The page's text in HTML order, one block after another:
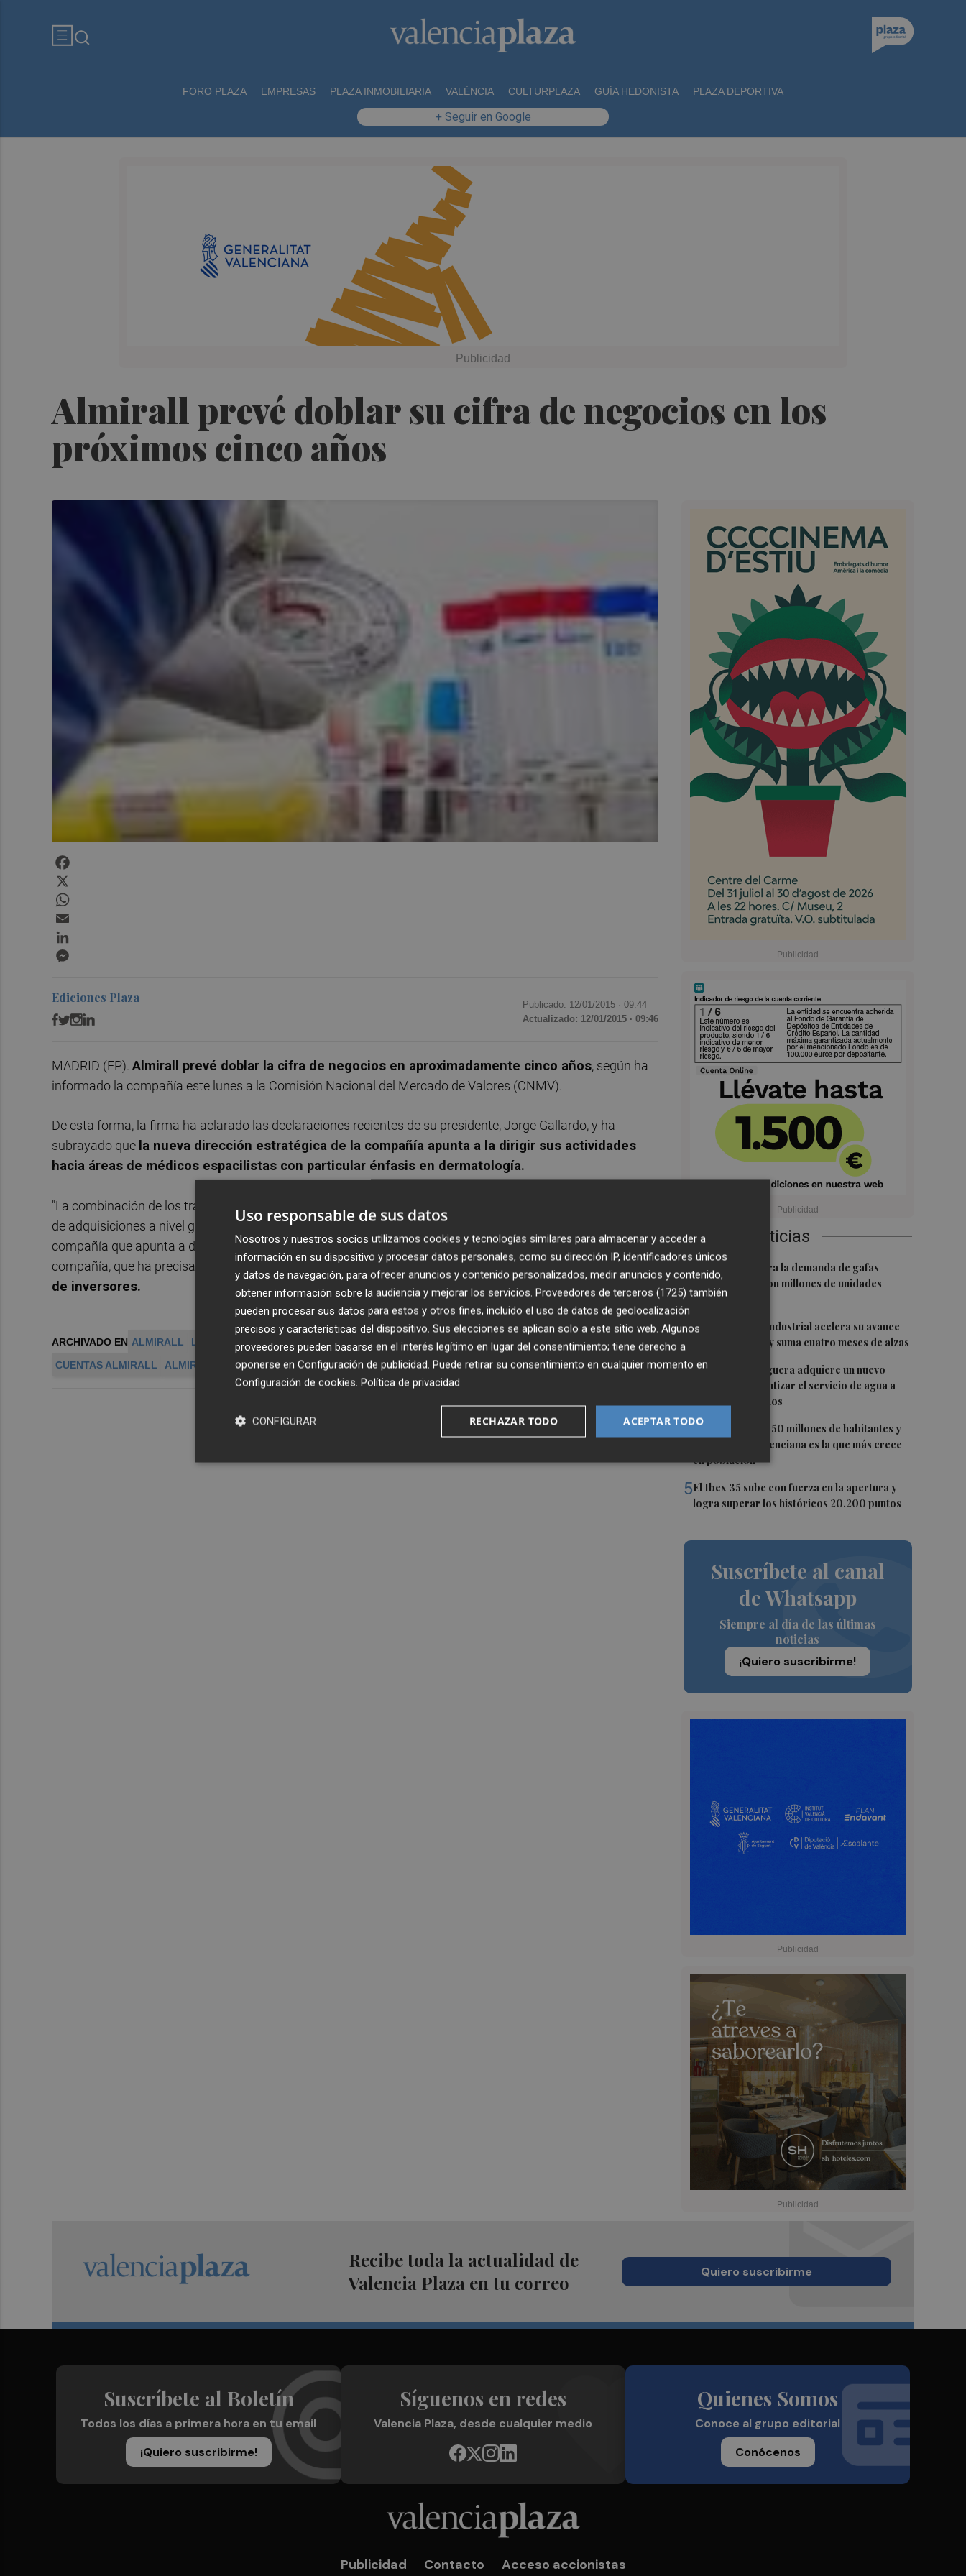
FORO PLAZA EMPRESAS PLAZA INMOBILIARIA VALÈNCIA CULTURPLAZA GUÍA HEDONISTA PLAZA DEPORTIVA
+ Seguir en Google
Almirall prevé doblar su cifra de negocios en los
próximos cinco años
Últimas Noticias
1El eclipse dispara la demanda de gafas
homologadas con millones de unidades
distribuidas
2La producción industrial acelera su avance
en junio al 3,8% y suma cuatro meses de alzas
3 La Font de la Figuera adquiere un nuevo
pozo para garantizar el servicio de agua a
los 1.551 abonados
4España roza los 50 millones de habitantes y
la Comunitat Valenciana es la que más crece
en población
5El Ibex 35 sube con fuerza en la apertura y
logra superar los históricos 20.200 puntos
Suscríbete al canal
de Whatsapp
Siempre al día de las últimas
noticias
¡Quiero suscribirme!
Ediciones Plaza Publicado: 12/01/2015 · 09:44
Actualizado: 12/01/2015 · 09:46
MADRID (EP). Almirall prevé doblar la cifra de negocios en aproximadamente cinco años, según ha
informado la compañía este lunes a la Comisión Nacional del Mercado de Valores (CNMV).
De esta forma, la firma ha aclarado las declaraciones recientes de su presidente, Jorge Gallardo, y ha
subrayado que la nueva dirección estratégica de la compañía apunta a la dirigir sus actividades
hacia áreas de médicos espacilistas con particular énfasis en dermatología.
"La combinación de los trabajos de nuestra propia I+D, de consecución de licencias de productos externos y
de adquisiciones a nivel global nos lleva a ser optimistas y a marcarnos un reto a nivel del equipo de la
compañía que apunta a doblar la cifra de negocios en aproximadamente cinco años", ha subrayado la
compañía, que ha precisado queesta ambicion no pretende suponer una directriz financiera a nivel
de inversores.
ARCHIVADO EN ALMIRALL LABORATORIOS ALMIRALL RESULTADOS ALMIRALL
ALMIRALL DUPLICA
CUENTAS ALMIRALL
ALMIRALL G
Recibe toda la actualidad de
Valencia Plaza en tu correo
Quiero suscribirme
Suscríbete al Boletín
Todos los días a primera hora en tu email
¡Quiero suscribirme!
Síguenos en redes
Valencia Plaza, desde cualquier medio
Quienes Somos
Conoce al grupo editorial
Conócenos
Publicidad Contacto Acceso accionistas
Uso responsable de sus datos
Nosotros y nuestros socios utilizamos cookies y tecnologías similares para almacenar y acceder a
información en su dispositivo y procesar datos personales, como su dirección IP, identificadores únicos
y datos de navegación, para ofrecer anuncios y contenido personalizados, medir anuncios y contenido,
obtener información sobre la audiencia y mejorar los servicios. Proveedores de terceros (1725) también
pueden procesar sus datos para estos y otros fines, incluido el uso de datos de geolocalización
precisos y características del dispositivo. Sus elecciones se aplican solo a este sitio web. Algunos
proveedores pueden basarse en el interés legítimo en lugar del consentimiento; tiene derecho a
oponerse en Configuración de publicidad. Puede retirar su consentimiento en cualquier momento en
Configuración de cookies. Política de privacidad
ACEPTAR TODO
RECHAZAR TODO
CONFIGURAR